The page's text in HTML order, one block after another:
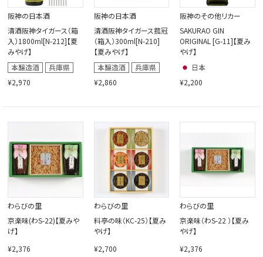
阪神の日本酒
清酒阪神タイガース（箱
入）1800ml[N-212]【夏
みやげ】
¥2,970
阪神の日本酒
清酒阪神タイガース菰冠
（箱入）300ml[N-210]
【夏みやげ】
¥2,860
阪神のその他リカー
SAKURAO GIN
ORIGINAL [G-11]【夏み
やげ】
¥2,200
わらびの里
京楽味(わS-22)【夏みや
げ】
¥2,376
わらびの里
料亭の味（KC-25）【夏み
やげ】
¥2,700
わらびの里
京楽味（わS-22 ）【夏み
やげ】
¥2,376